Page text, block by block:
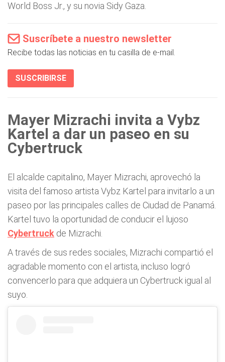
World Boss Jr., y su novia Sidy Gaza.
Suscríbete a nuestro newsletter
Recibe todas las noticias en tu casilla de e-mail.
SUSCRIBIRSE
Mayer Mizrachi invita a Vybz
Kartel a dar un paseo en su
Cybertruck
El alcalde capitalino, Mayer Mizrachi, aprovechó la
visita del famoso artista Vybz Kartel para invitarlo a un
paseo por las principales calles de Ciudad de Panamá.
Kartel tuvo la oportunidad de conducir el lujoso
Cybertruck de Mizrachi.
A través de sus redes sociales, Mizrachi compartió el
agradable momento con el artista, incluso logró
convencerlo para que adquiera un Cybertruck igual al
suyo.